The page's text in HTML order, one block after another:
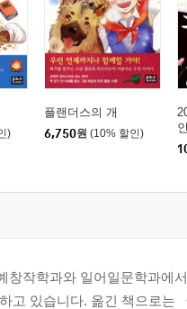
)
플랜더스의 개
6,750원 (10% 할인)
창작학과와 일어일문학과에
고 있습니다. 옮긴 책으로는